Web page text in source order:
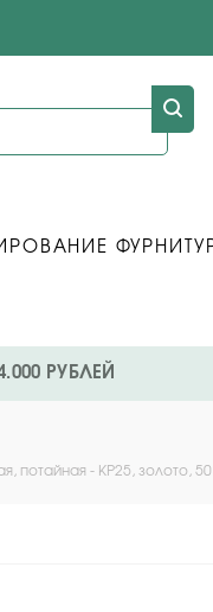
РУБЛЕЙ
потайная - KP25, золото,